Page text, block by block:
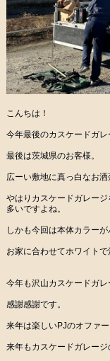
こんちは！
今年最後のカスケードガレ
最後は茨城県のお客様。
広ーい敷地に真っ白なお洒
やはりカスケードガレー
多いですよね。
しかも今回は本体カラー
お家に合わせてホワイトで
今年も沢山カスケードガレ
感謝感謝です。
来年は楽しいPJのオファ
来年もカスケードガレー